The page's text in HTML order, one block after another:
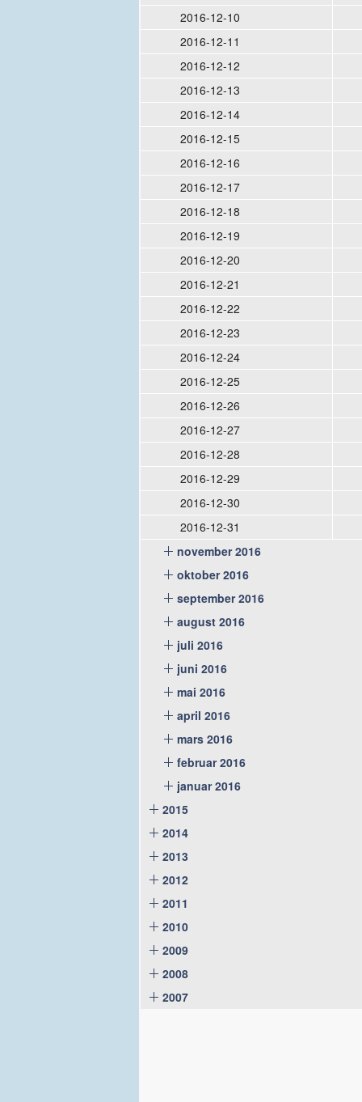
2016-12-10
2016-12-11
2016-12-12
2016-12-13
2016-12-14
2016-12-15
2016-12-16
2016-12-17
2016-12-18
2016-12-19
2016-12-20
2016-12-21
2016-12-22
2016-12-23
2016-12-24
2016-12-25
2016-12-26
2016-12-27
2016-12-28
2016-12-29
2016-12-30
2016-12-31
november 2016
oktober 2016
september 2016
august 2016
juli 2016
juni 2016
mai 2016
april 2016
mars 2016
februar 2016
januar 2016
2015
2014
2013
2012
2011
2010
2009
2008
2007